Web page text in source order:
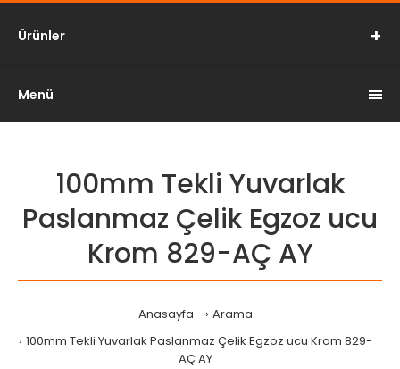
Ürünler
Menü
100mm Tekli Yuvarlak
Paslanmaz Çelik Egzoz ucu
Krom 829-AÇ AY
Anasayfa
Arama
100mm Tekli Yuvarlak Paslanmaz Çelik Egzoz ucu Krom 829-
AÇ AY